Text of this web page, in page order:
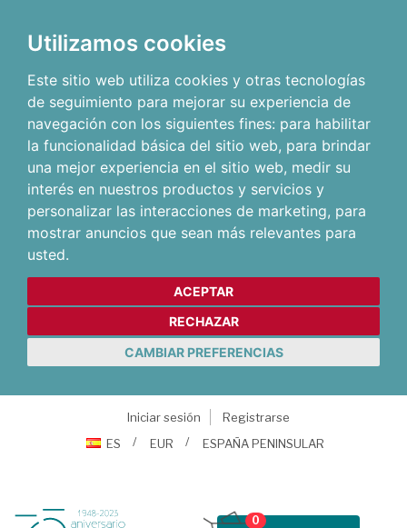
Utilizamos cookies
Este sitio web utiliza cookies y otras tecnologías
de seguimiento para mejorar su experiencia de
navegación con los siguientes fines: para habilitar
la funcionalidad básica del sitio web, para brindar
una mejor experiencia en el sitio web, medir su
interés en nuestros productos y servicios y
personalizar las interacciones de marketing, para
mostrar anuncios que sean más relevantes para
usted.
ACEPTAR
RECHAZAR
CAMBIAR PREFERENCIAS
Iniciar sesión
Registrarse
ES
EUR ESPAÑA PENINSULAR
0